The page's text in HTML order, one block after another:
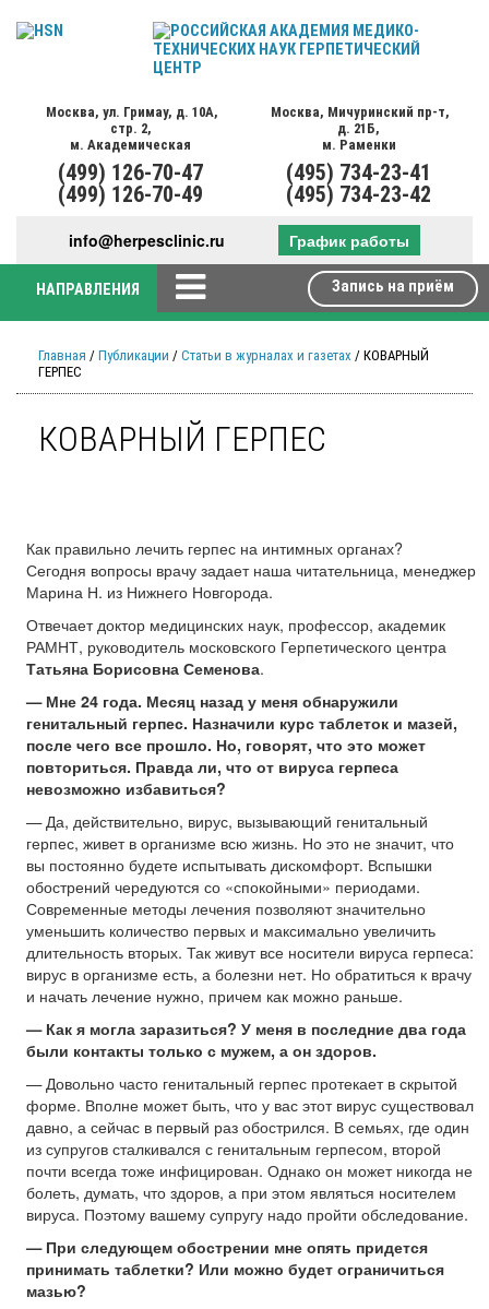
Москва, ул. Гримау, д. 10А,
стр. 2,
м. Академическая
(499) 126-70-47
(499) 126-70-49
Москва, Мичуринский пр-т,
д. 21Б,
м. Раменки
(495) 734-23-41
(495) 734-23-42
info@herpesclinic.ru График работы
НАПРАВЛЕНИЯ Запись на приём
Главная / Публикации / Статьи в журналах и газетах / КОВАРНЫЙ
ГЕРПЕС
КОВАРНЫЙ ГЕРПЕС
Как правильно лечить герпес на интимных органах?
Сегодня вопросы врачу задает наша читательница, менеджер
Марина Н. из Нижнего Новгорода.
Отвечает доктор медицинских наук, профессор, академик
РАМНТ, руководитель московского Герпетического центра
Татьяна Борисовна Семенова.
— Мне 24 года. Месяц назад у меня обнаружили
генитальный герпес. Назначили курс таблеток и мазей,
после чего все прошло. Но, говорят, что это может
повториться. Правда ли, что от вируса герпеса
невозможно избавиться?
— Да, действительно, вирус, вызывающий генитальный
герпес, живет в организме всю жизнь. Но это не значит, что
вы постоянно будете испытывать дискомфорт. Вспышки
обострений чередуются со «спокойными» периодами.
Современные методы лечения позволяют значительно
уменьшить количество первых и максимально увеличить
длительность вторых. Так живут все носители вируса герпеса:
вирус в организме есть, а болезни нет. Но обратиться к врачу
и начать лечение нужно, причем как можно раньше.
— Как я могла заразиться? У меня в последние два года
были контакты только с мужем, а он здоров.
— Довольно часто генитальный герпес протекает в скрытой
форме. Вполне может быть, что у вас этот вирус существовал
давно, а сейчас в первый раз обострился. В семьях, где один
из супругов сталкивался с генитальным герпесом, второй
почти всегда тоже инфицирован. Однако он может никогда не
болеть, думать, что здоров, а при этом являться носителем
вируса. Поэтому вашему супругу надо пройти обследование.
— При следующем обострении мне опять придется
принимать таблетки? Или можно будет ограничиться
мазью?